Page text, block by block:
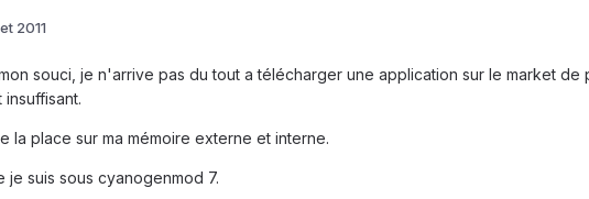
2011
souci, je n'arrive pas du tout a télécharger une application sur le market
la place sur ma mémoire externe et interne.
je suis sous cyanogenmod 7.